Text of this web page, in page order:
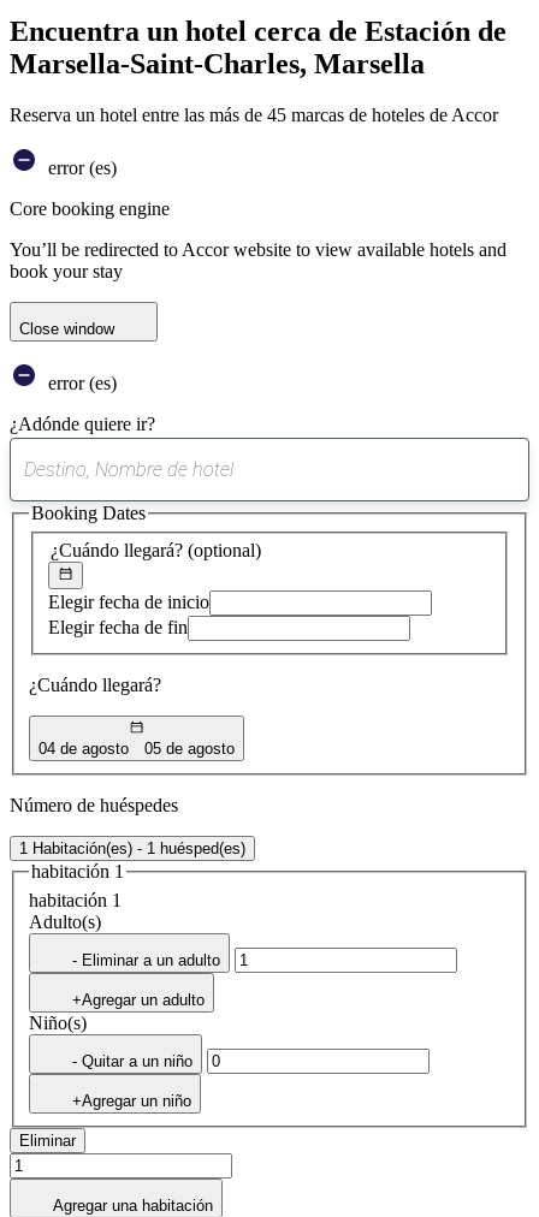
Encuentra un hotel cerca de Estación de
Marsella-Saint-Charles, Marsella
Reserva un hotel entre las más de 45 marcas de hoteles de Accor
error (es)
Core booking engine
You’ll be redirected to Accor website to view available hotels and
book your stay
Close window
error (es)
¿Adónde quiere ir?
sugerencia
encontrada
¿Cuándo llegará? (optional)
Elegir fecha de inicio
Elegir fecha de fin
¿Cuándo llegará?
04 de agosto 05 de agosto
Booking Dates
Número de huéspedes
1 Habitación(es) - 1 huésped(es)
habitación 1
habitación 1
Adulto(s)
- Eliminar a un adulto
+Agregar un adulto
Niño(s)
- Quitar a un niño
+Agregar un niño
Eliminar
Agregar una habitación